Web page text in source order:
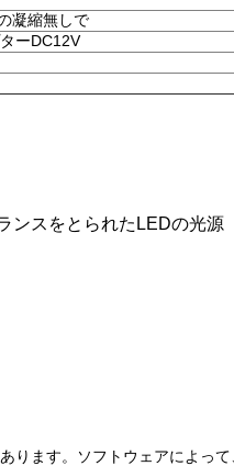
凝縮無しで
ーDC12V
ンスをとられたLEDの光源
ります。ソフトウェアによっ